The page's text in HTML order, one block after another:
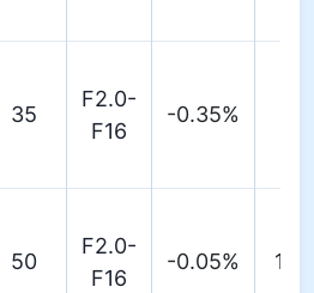
35
F2.0-
F16
-0.35%
50
F2.0-
F16
-0.05%